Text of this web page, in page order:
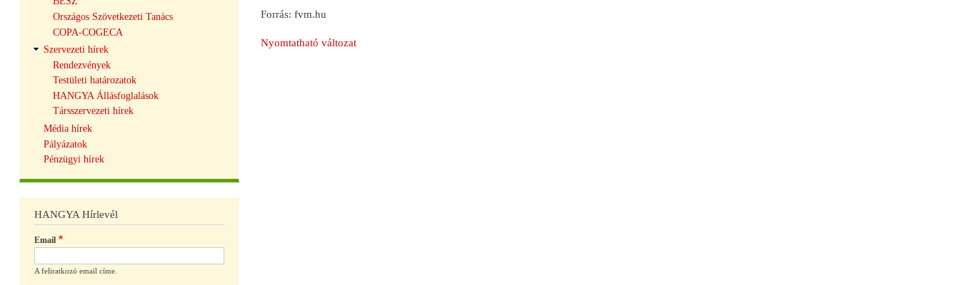
Forrás: fvm.hu
Nyomtatható változat
Országos Szövetkezeti Tanács
COPA-COGECA
Szervezeti hírek
Rendezvények
Testületi határozatok
HANGYA Állásfoglalások
Társszervezeti hírek
Média hírek
Pályázatok
Pénzügyi hírek
HANGYA Hírlevél
Email
A feliratkozó email címe.